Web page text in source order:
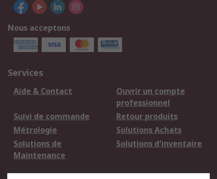
Nous acceptons
Services
Aide & Contact
Ouvrir un compte
professionnel
Suivi de commande
Retour produits
Métrologie
Solutions Achats
Solutions de
Maintenance
Solutions d'inventaire